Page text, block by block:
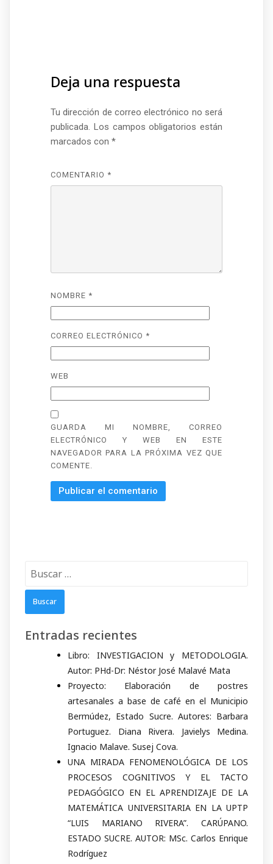
Deja una respuesta
Tu dirección de correo electrónico no será
publicada. Los campos obligatorios están
marcados con *
COMENTARIO *
NOMBRE *
CORREO ELECTRÓNICO *
WEB
GUARDA MI NOMBRE, CORREO
ELECTRÓNICO Y WEB EN ESTE
NAVEGADOR PARA LA PRÓXIMA VEZ QUE
COMENTE.
Entradas recientes
Libro: INVESTIGACION y METODOLOGIA.
Autor: PHd-Dr: Néstor José Malavé Mata
Proyecto: Elaboración de postres
artesanales a base de café en el Municipio
Bermúdez, Estado Sucre. Autores: Barbara
Portuguez. Diana Rivera. Javielys Medina.
Ignacio Malave. Susej Cova.
UNA MIRADA FENOMENOLÓGICA DE LOS
PROCESOS COGNITIVOS Y EL TACTO
PEDAGÓGICO EN EL APRENDIZAJE DE LA
MATEMÁTICA UNIVERSITARIA EN LA UPTP
“LUIS MARIANO RIVERA”. CARÚPANO.
ESTADO SUCRE. AUTOR: MSc. Carlos Enrique
Rodríguez